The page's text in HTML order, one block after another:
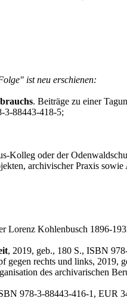
ist neu erschienen:
. Beiträge zu einer
3-88443-418-5;
Kolleg oder der
archivischer Praxis
Lorenz Kohlenbusch 1896-
, 2019, geb., 180 S., ISBN
gegen rechts und links,
des archivarischen
978-3-88443-416-1, EUR